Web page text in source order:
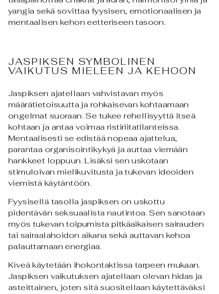
yangia sekä sovittaa fyysisen, emotionaalisen ja
mentaalisen kehon eetteriseen tasoon.
JASPIKSEN SYMBOLINEN
VAIKUTUS MIELEEN JA KEHOON
Jaspiksen ajatellaan vahvistavan myös
määrätietoisuutta ja rohkaisevan kohtaamaan
ongelmat suoraan. Se tukee rehellisyyttä itseä
kohtaan ja antaa voimaa ristiriitatilanteissa.
Mentaalisesti se edistää nopeaa ajattelua,
parantaa organisointikykyä ja auttaa viemään
hankkeet loppuun. Lisäksi sen uskotaan
stimuloivan mielikuvitusta ja tukevan ideoiden
viemistä käytäntöön.
Fyysisellä tasolla jaspiksen on uskottu
pidentävän seksuaalista nautintoa. Sen sanotaan
myös tukevan toipumista pitkäaikaisen sairauden
tai sairaalahoidon aikana sekä auttavan kehoa
palauttamaan energiaa.
Kiveä käytetään ihokontaktissa tarpeen mukaan.
Jaspiksen vaikutuksen ajatellaan olevan hidas ja
asteittainen, joten sitä suositellaan käytettäväksi